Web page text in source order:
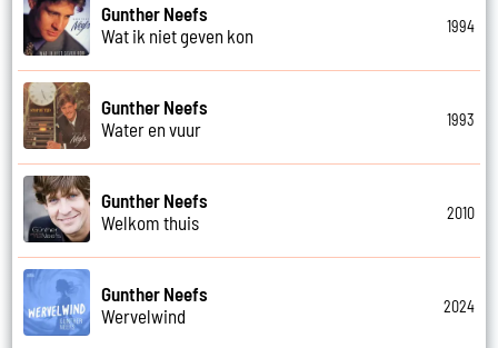
Gunther Neefs
Wat ik niet geven kon
1994
Gunther Neefs
Water en vuur
1993
Gunther Neefs
Welkom thuis
2010
Gunther Neefs
Wervelwind
2024